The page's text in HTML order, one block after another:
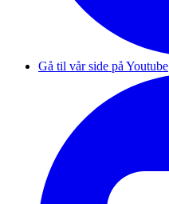
Gå til vår side på Youtube